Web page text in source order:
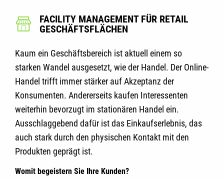
FACILITY MANAGEMENT FÜR RETAIL
GESCHÄFTSFLÄCHEN
Kaum ein Geschäftsbereich ist aktuell einem so
starken Wandel ausgesetzt, wie der Handel. Der Online-
Handel trifft immer stärker auf Akzeptanz der
Konsumenten. Andererseits kaufen Interessenten
weiterhin bevorzugt im stationären Handel ein.
Ausschlaggebend dafür ist das Einkaufserlebnis, das
auch stark durch den physischen Kontakt mit den
Produkten geprägt ist.
Womit begeistern Sie Ihre Kunden?